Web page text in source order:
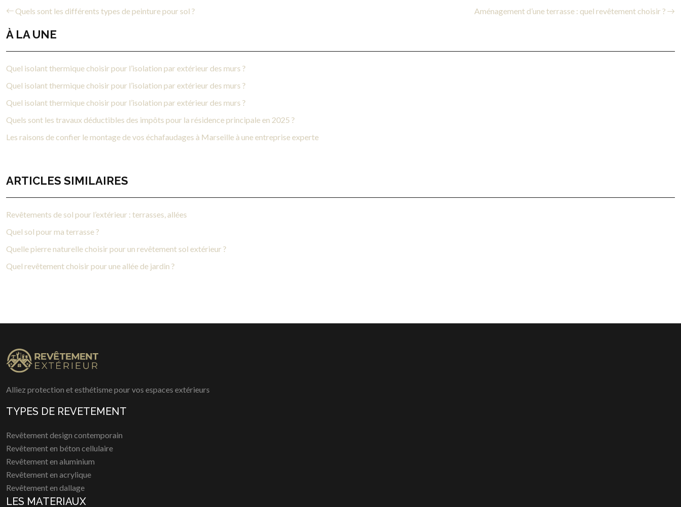
Quels sont les différents types de peinture pour sol ? Aménagement d’une terrasse : quel revêtement choisir ?
À LA UNE
Quel isolant thermique choisir pour l’isolation par extérieur des murs ?
Quel isolant thermique choisir pour l’isolation par extérieur des murs ?
Quel isolant thermique choisir pour l’isolation par extérieur des murs ?
Quels sont les travaux déductibles des impôts pour la résidence principale en 2025 ?
Les raisons de confier le montage de vos échafaudages à Marseille à une entreprise experte
ARTICLES SIMILAIRES
Revêtements de sol pour l’extérieur : terrasses, allées
Quel sol pour ma terrasse ?
Quelle pierre naturelle choisir pour un revêtement sol extérieur ?
Quel revêtement choisir pour une allée de jardin ?
Alliez protection et esthétisme pour vos espaces extérieurs
TYPES DE REVETEMENT
Revêtement design contemporain
Revêtement en béton cellulaire
Revêtement en aluminium
Revêtement en acrylique
Revêtement en dallage
LES MATERIAUX